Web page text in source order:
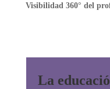
La
Visibilidad 360° del